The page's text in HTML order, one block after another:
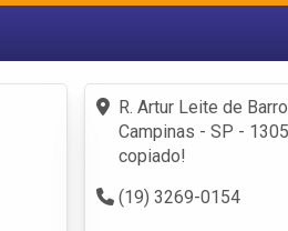
Fazer login
Criar conta
R. Artur Leite de
Campinas - SP -
copiado!
(19) 3269-0154